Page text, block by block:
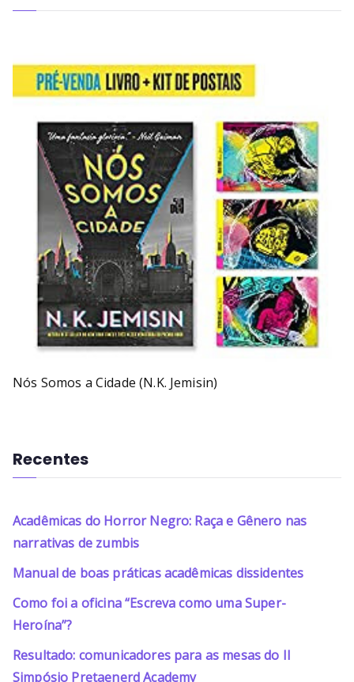
Nós Somos a Cidade (N.K. Jemisin)
Recentes
Acadêmicas do Horror Negro: Raça e Gênero nas
narrativas de zumbis
Manual de boas práticas acadêmicas dissidentes
Como foi a oficina “Escreva como uma Super-
Heroína”?
Resultado: comunicadores para as mesas do II
Simpósio Pretaenerd Academy